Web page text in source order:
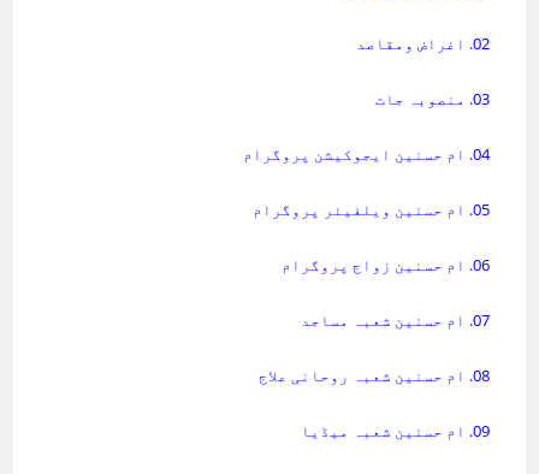
02. اغراض ومقاصد
03. منصوبہ جات
04. ام حسنین ایجوکیشن پروگرام
05. ام حسنین ویلفیئر پروگرام
06. ام حسنین زواج پروگرام
07. ام حسنین شعبہ مساجد
08. ام حسنین شعبہ روحانی علاج
09. ام حسنین شعبہ میڈیا